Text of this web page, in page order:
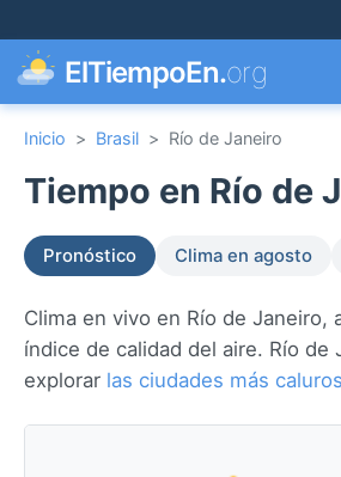
ElTiempoEn.org
Inicio > Brasil > Río de Janeiro
Tiempo en Río
Pronóstico Clima en agosto
Clima en vivo en Río de
índice de calidad del aire. Río de
explorar las ciudades más